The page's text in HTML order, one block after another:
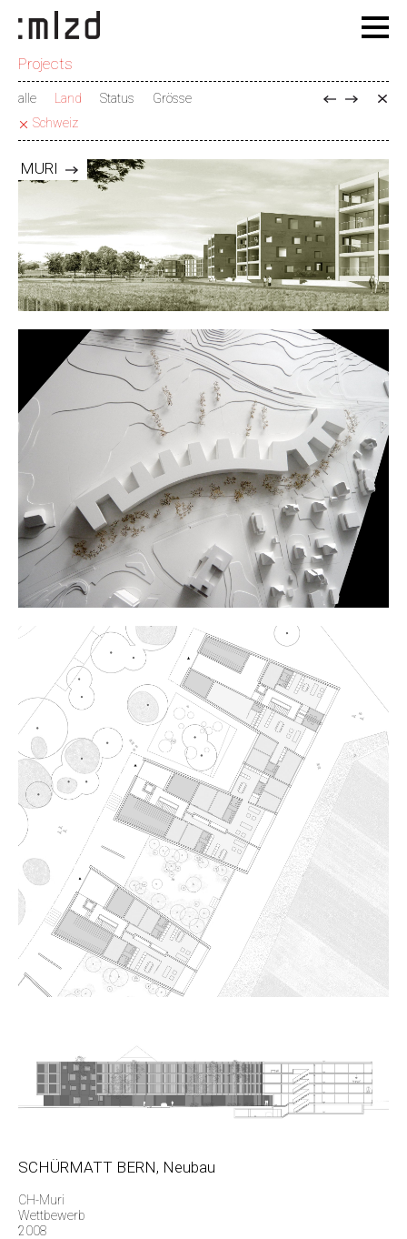
Projects
alle Land Status
Grösse
Schweiz
MURI
SCHÜRMATT BERN, Neubau
CH-Muri
Wettbewerb
2008